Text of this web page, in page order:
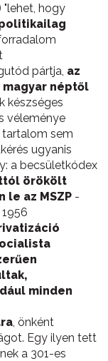
"lehet, hogy
pártja, az
magyar néptől
készséges
véleménye
tartalom sem
ugyanis
a becsületkódex
örökölt
le az MSZP -
minden
, önként
Egy ilyen tett
a 301-es